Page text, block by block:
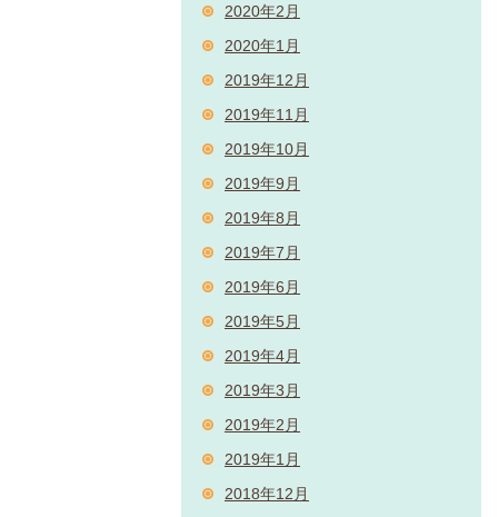
2020年2月
2020年1月
2019年12月
2019年11月
2019年10月
2019年9月
2019年8月
2019年7月
2019年6月
2019年5月
2019年4月
2019年3月
2019年2月
2019年1月
2018年12月